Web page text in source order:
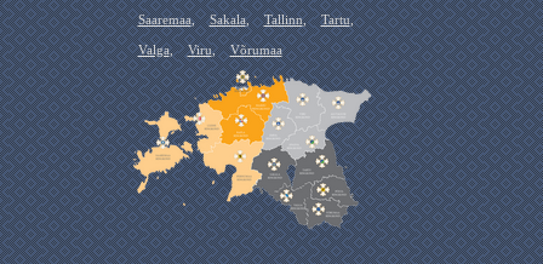
Saaremaa, Sakala, Tallinn, Tartu,
Valga, Viru, Võrumaa